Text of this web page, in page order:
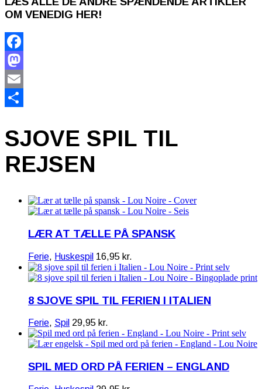
OM VENEDIG HER!
Facebook
Mastodon
Email
SJOVE SPIL TIL
REJSEN
LÆR AT TÆLLE PÅ SPANSK
Ferie, Huskespil 16,95 kr.
8 SJOVE SPIL TIL FERIEN I ITALIEN
Ferie, Spil 29,95 kr.
SPIL MED ORD PÅ FERIEN – ENGLAND